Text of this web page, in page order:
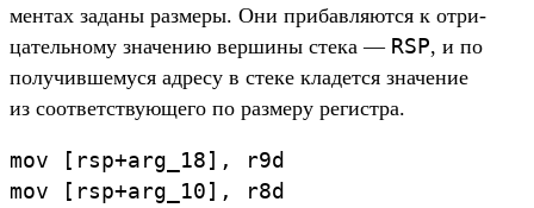
мен­тах заданы раз­меры. Они при­бав­ляют­ся к отри­
цатель­ному зна­чению вер­шины сте­ка — RSP, и по
получив­шемуся адре­су в сте­ке кла­дет­ся зна­чение
из соот­ветс­тву­юще­го по раз­меру регис­тра.
mov [ rsp+arg_18] ,
r9d
mov
[ rsp+arg_10] ,
r8d